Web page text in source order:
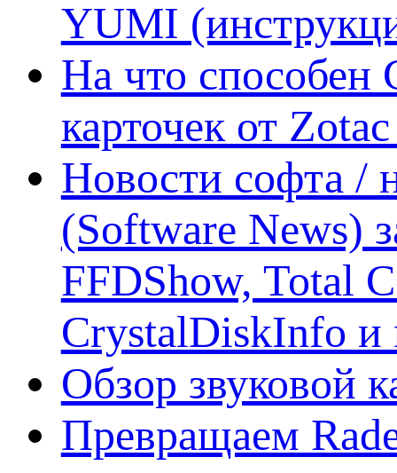
YUMI
На что способен
карточек от
Новости софта /
(Software News)
FFDShow, Total
CrystalDiskInfo и
Обзор звуковой
Превращаем